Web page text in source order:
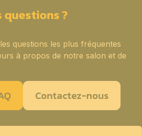
questions ?
questions les plus fréquentes
à propos de notre salon et de
Contactez-nous